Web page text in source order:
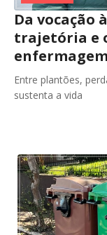
Da vocação
trajetória e
enfermagem
Entre plantões,
sustenta a vida